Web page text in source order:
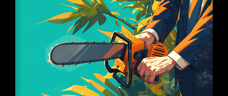
Suado Din Din
IA
Motion
Técnicas